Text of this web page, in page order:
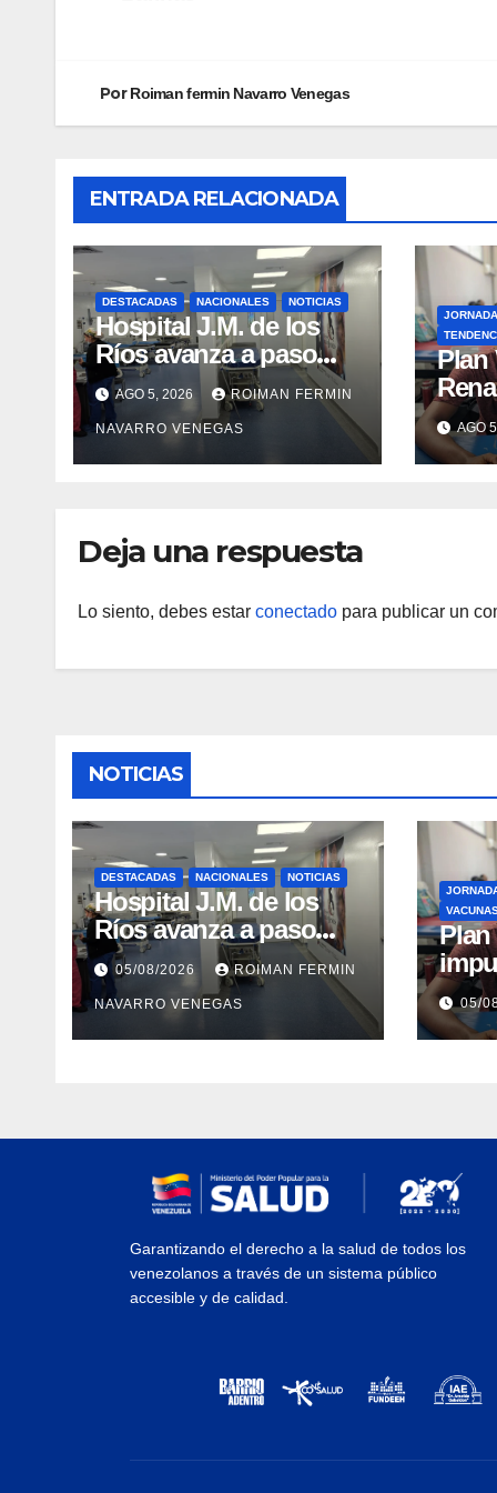
PorRoiman fermin Navarro Venegas
ENTRADA RELACIONADA
DESTACADAS NACIONALES NOTICIAS
Hospital J.M. de los
Ríos avanza a paso
firme en su
recuperación tras los
recientes eventos
sísmicos
AGO 5, 2026 ROIMAN FERMIN
NAVARRO VENEGAS
​Plan
AGO
Deja una respuesta
Lo siento, debes estar conectado para publicar un
NOTICIAS
DESTACADAS NACIONALES NOTICIAS
Hospital J.M. de los
Ríos avanza a paso
firme en su
recuperación tras los
recientes eventos
sísmicos
05/08/2026 ROIMAN FERMIN
NAVARRO VENEGAS
​Plan
05/
Garantizando el derecho a la salud de todos los
venezolanos a través de un sistema público
accesible y de calidad.